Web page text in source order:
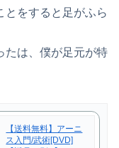
とをすると足がふら
たは、僕が足元が特
【送料無料】アーニ
ス入門/武術[DVD]